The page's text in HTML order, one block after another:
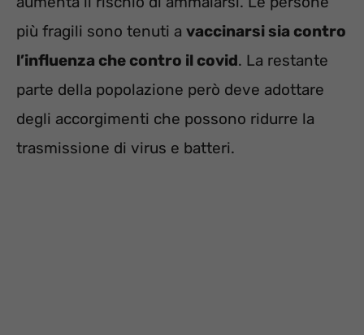
più fragili sono tenuti a vaccinarsi sia contro
l’influenza che contro il covid. La restante
parte della popolazione però deve adottare
degli accorgimenti che possono ridurre la
trasmissione di virus e batteri.